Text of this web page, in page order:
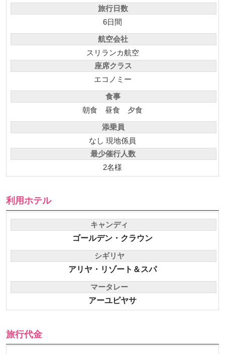
旅行日数
6日間
航空会社
スリランカ航空
座席クラス
エコノミー
食事
朝食 昼食 夕食
添乗員
なし 現地係員
最少催行人数
2名様
利用ホテル
キャンディ
ゴールデン・クラウン
シギリヤ
アリヤ・リゾート＆スパ
マータレー
アーユピヤサ
旅行代金